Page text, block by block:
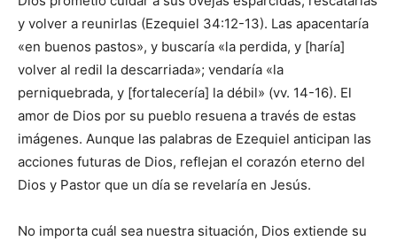
y volver a reunirlas (Ezequiel 34:12-13). Las apacentaría
«en buenos pastos», y buscaría «la perdida, y [haría]
volver al redil la descarriada»; vendaría «la
perniquebrada, y [fortalecería] la débil» (vv. 14-16). El
amor de Dios por su pueblo resuena a través de estas
imágenes. Aunque las palabras de Ezequiel anticipan las
acciones futuras de Dios, reflejan el corazón eterno del
Dios y Pastor que un día se revelaría en Jesús.
No importa cuál sea nuestra situación, Dios extiende su